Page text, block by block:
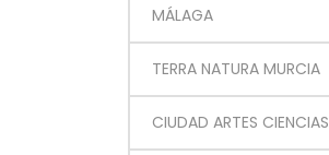
MÁLAGA
TERRA NATURA MURCIA
CIUDAD ARTES CIENCIAS